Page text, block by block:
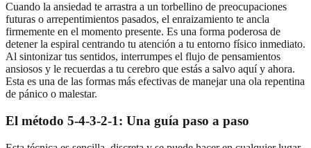
Cuando la ansiedad te arrastra a un torbellino de preocupaciones
futuras o arrepentimientos pasados, el enraizamiento te ancla
firmemente en el momento presente. Es una forma poderosa de
detener la espiral centrando tu atención a tu entorno físico inmediato.
Al sintonizar tus sentidos, interrumpes el flujo de pensamientos
ansiosos y le recuerdas a tu cerebro que estás a salvo aquí y ahora.
Esta es una de las formas más efectivas de manejar una ola repentina
de pánico o malestar.
El método 5-4-3-2-1: Una guía paso a paso